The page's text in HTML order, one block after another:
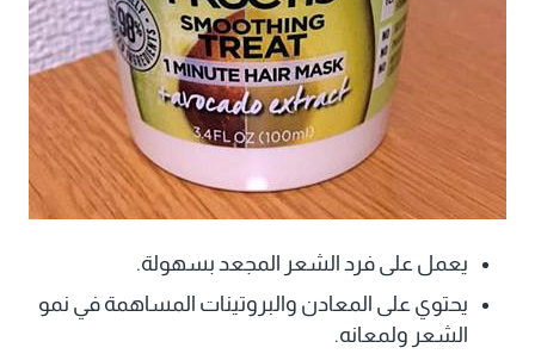
يعمل على فرد الشعر المجعد بسهولة.
يحتوي على المعادن والبروتينات المساهمة في نمو
الشعر ولمعانه.